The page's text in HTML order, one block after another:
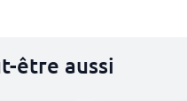
être aussi